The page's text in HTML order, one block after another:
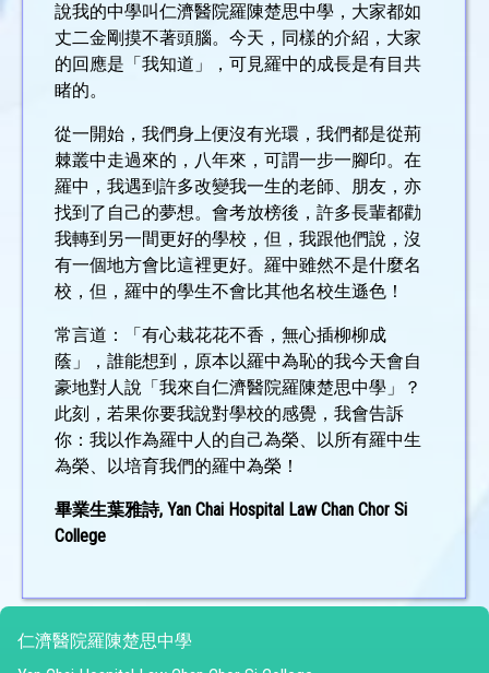
說我的中學叫仁濟醫院羅陳楚思中學，大家都如
丈二金剛摸不著頭腦。今天，同樣的介紹，大家
的回應是「我知道」，可見羅中的成長是有目共
睹的。
從一開始，我們身上便沒有光環，我們都是從荊
棘叢中走過來的，八年來，可謂一步一腳印。在
羅中，我遇到許多改變我一生的老師、朋友，亦
找到了自己的夢想。會考放榜後，許多長輩都勸
我轉到另一間更好的學校，但，我跟他們說，沒
有一個地方會比這裡更好。羅中雖然不是什麼名
校，但，羅中的學生不會比其他名校生遜色！
常言道：「有心栽花花不香，無心插柳柳成
蔭」，誰能想到，原本以羅中為恥的我今天會自
豪地對人說「我來自仁濟醫院羅陳楚思中學」？
此刻，若果你要我說對學校的感覺，我會告訴
你：我以作為羅中人的自己為榮、以所有羅中生
為榮、以培育我們的羅中為榮！
畢業生葉雅詩, Yan Chai Hospital Law Chan Chor Si
College
仁濟醫院羅陳楚思中學